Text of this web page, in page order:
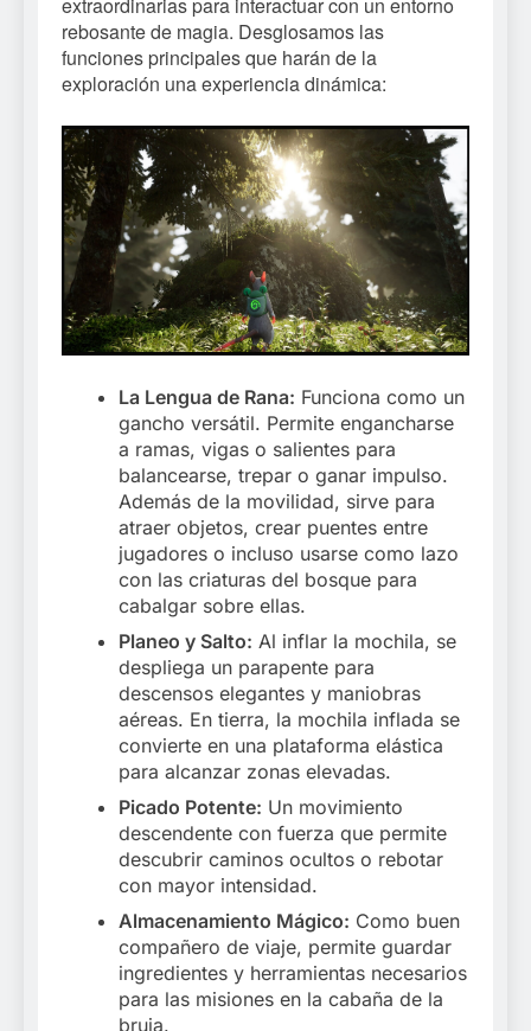
rebosante de magia. Desglosamos las
funciones principales que harán de la
exploración una experiencia dinámica:
La Lengua de Rana: Funciona como un
gancho versátil. Permite engancharse
a ramas, vigas o salientes para
balancearse, trepar o ganar impulso.
Además de la movilidad, sirve para
atraer objetos, crear puentes entre
jugadores o incluso usarse como lazo
con las criaturas del bosque para
cabalgar sobre ellas.
Planeo y Salto: Al inflar la mochila, se
despliega un parapente para
descensos elegantes y maniobras
aéreas. En tierra, la mochila inflada se
convierte en una plataforma elástica
para alcanzar zonas elevadas.
Picado Potente: Un movimiento
descendente con fuerza que permite
descubrir caminos ocultos o rebotar
con mayor intensidad.
Almacenamiento Mágico: Como buen
compañero de viaje, permite guardar
ingredientes y herramientas necesarios
para las misiones en la cabaña de la
bruja.